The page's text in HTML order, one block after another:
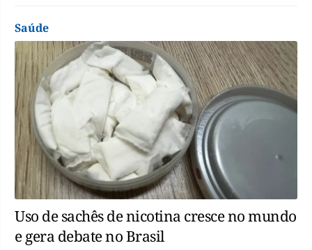
Saúde
Uso de sachês de nicotina cresce no mundo
e gera debate no Brasil